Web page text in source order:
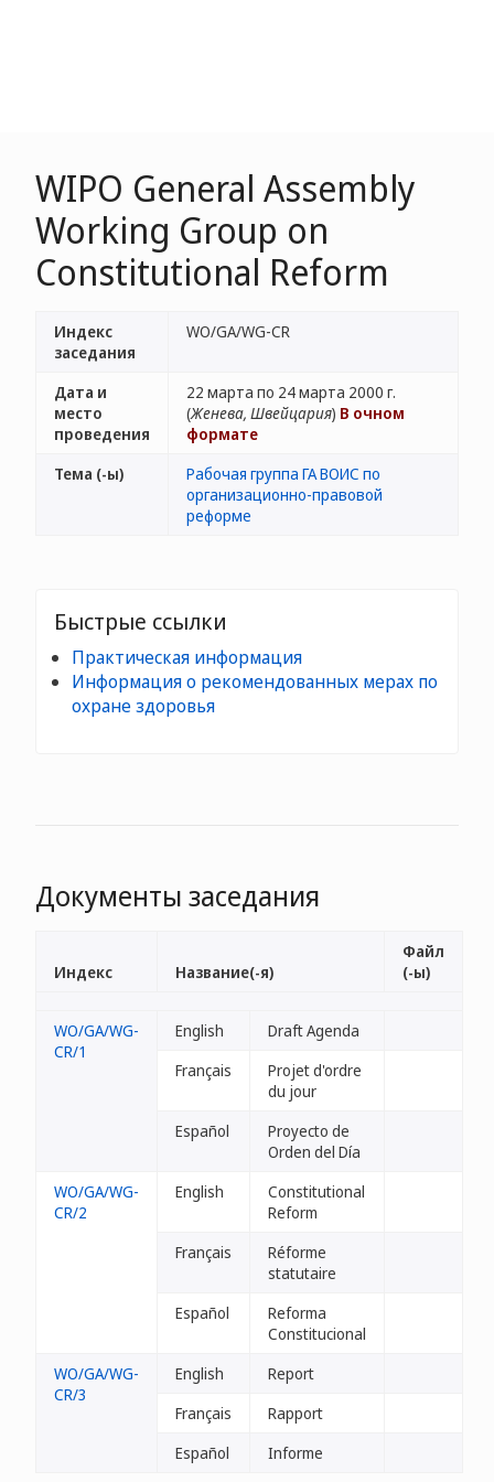
WIPO General Assembly
Working Group on
Constitutional Reform
Индекс
заседания
WO/GA/WG-CR
Дата и
место
проведения
22 марта по 24 марта 2000 г.
(Женева, Швейцария) В очном
формате
Тема (-ы)
Рабочая группа ГА ВОИС по
организационно-правовой
реформе
Быстрые ссылки
Практическая информация
Информация о рекомендованных мерах по
охране здоровья
Документы заседания
Индекс Название(-я)
Файл
(-ы)
WO/GA/WG-
CR/1
English
Draft Agenda
Français
Projet d'ordre
du jour
Español
Proyecto de
Orden del Día
WO/GA/WG-
CR/2
English
Constitutional
Reform
Français
Réforme
statutaire
Español
Reforma
Constitucional
WO/GA/WG-
CR/3
English
Report
Français
Rapport
Español
Informe